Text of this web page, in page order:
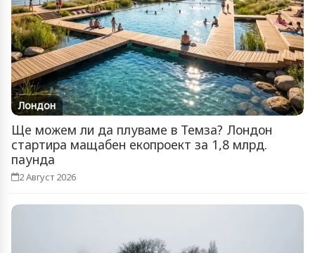
Лондон
Ще можем ли да плуваме в Темза? Лондон
стартира мащабен екопроект за 1,8 млрд.
паунда
2 Август 2026